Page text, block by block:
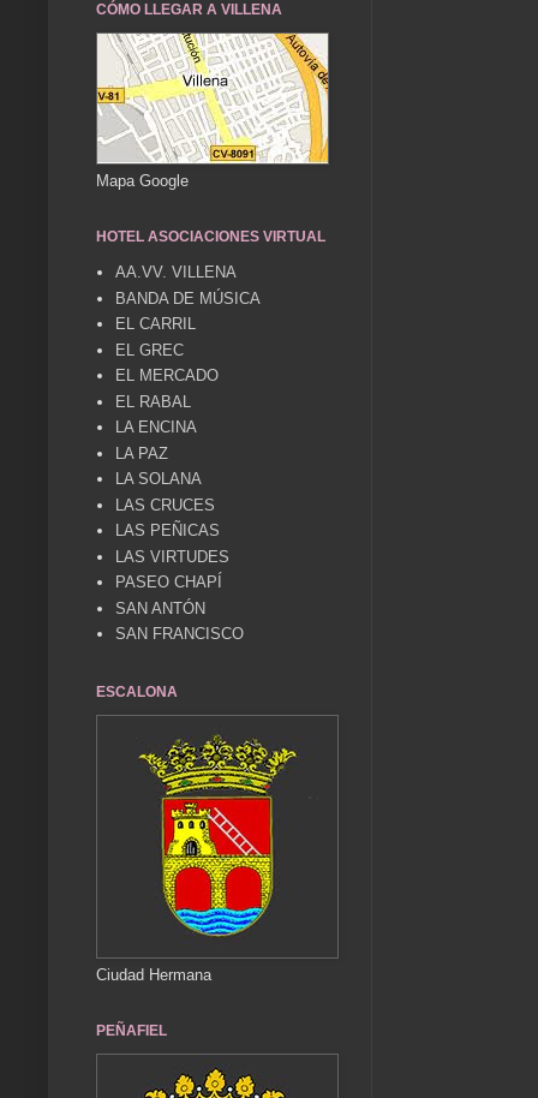
CÓMO LLEGAR A VILLENA
Mapa Google
HOTEL ASOCIACIONES VIRTUAL
AA.VV. VILLENA
BANDA DE MÚSICA
EL CARRIL
EL GREC
EL MERCADO
EL RABAL
LA ENCINA
LA PAZ
LA SOLANA
LAS CRUCES
LAS PEÑICAS
LAS VIRTUDES
PASEO CHAPÍ
SAN ANTÓN
SAN FRANCISCO
ESCALONA
Ciudad Hermana
PEÑAFIEL